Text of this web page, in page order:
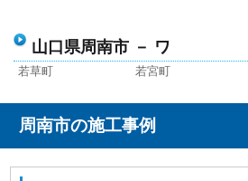
山口県周南市 － ワ
若草町 若宮町
周南市の施工事例